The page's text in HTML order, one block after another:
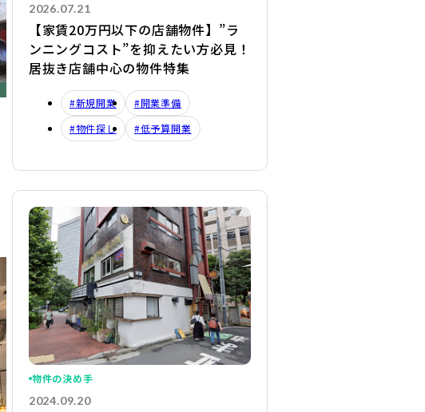
2026.07.21
【家賃20万円以下の店舗物件】”ラ
ンニングコスト”を抑えたい方必見！
居抜き店舗中心の物件特集
#新規開業
#開業準備
#物件探し
#低予算開業
物件の決め手
2024.09.20
詳細を見る